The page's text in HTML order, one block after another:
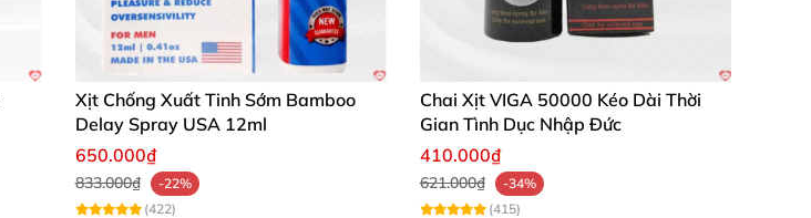
Xịt Chống Xuất Tinh Sớm Bamboo
Delay Spray USA 12ml
650.000₫
833.000₫
-22%
(422)
Chai Xịt VIGA 50000 Kéo Dài Thời
Gian Tình Dục Nhập Đức
410.000₫
621.000₫
-34%
(415)